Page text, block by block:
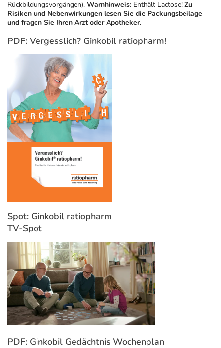
Rückbildungsvorgängen). Warnhinweis: Enthält Lactose! Zu
Risiken und Nebenwirkungen lesen Sie die Packungsbeilage
und fragen Sie Ihren Arzt oder Apotheker.
PDF: Vergesslich? Ginkobil ratiopharm!
Spot: Ginkobil ratiopharm
TV-Spot
PDF: Ginkobil Gedächtnis Wochenplan